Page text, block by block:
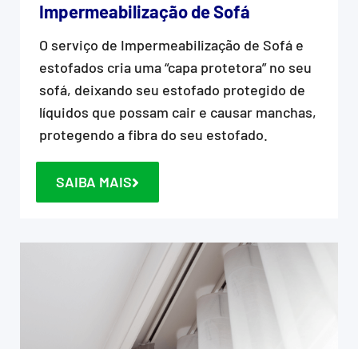
Impermeabilização de Sofá
O serviço de Impermeabilização de Sofá e
estofados cria uma “capa protetora” no seu
sofá, deixando seu estofado protegido de
líquidos que possam cair e causar manchas,
protegendo a fibra do seu estofado.
SAIBA MAIS